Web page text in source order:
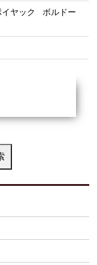
イヤック
ボルドー